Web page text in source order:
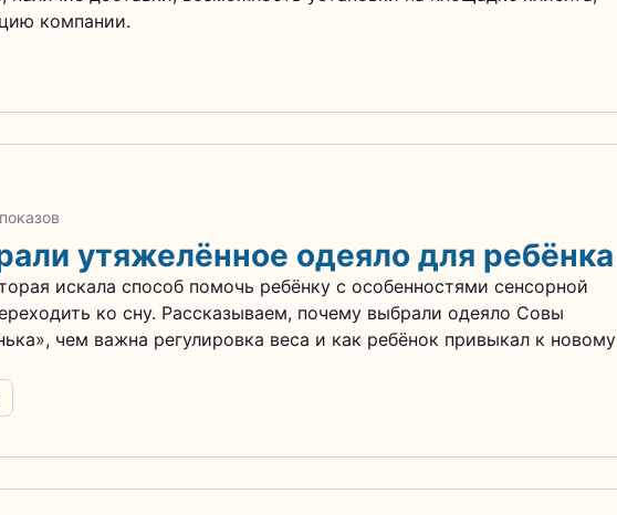
компании.
утяжелённое одеяло для ребёнка
искала способ помочь ребёнку с особенностями сенсорной
ко сну. Рассказываем, почему выбрали одеяло Совы
чем важна регулировка веса и как ребёнок привыкал к новому